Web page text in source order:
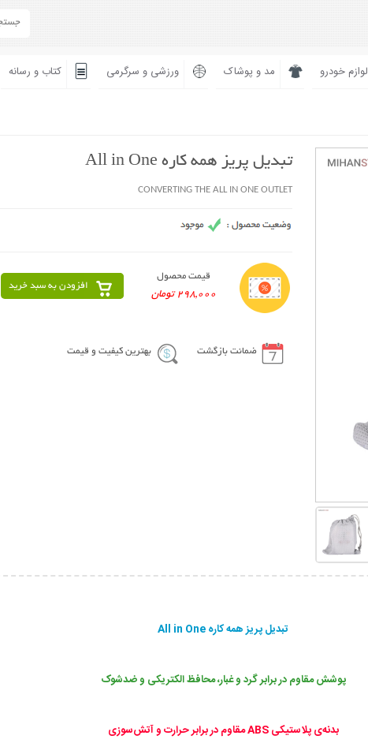
لوازم خودرو مد و پوشاک ورزشی و سرگرمی کتاب و رسانه
تبدیل پریز همه کاره All in One
CONVERTING THE ALL IN ONE OUTLET
قیمت محصول
298,000 تومان
افزودن به سبد خرید
ضمانت بازگشت بهترین کیفیت و قیمت
تبدیل پریز همه کاره All in One
پوشش مقاوم در برابر گرد و غبار، محافظ الکتریکی و ضدشوک
بدنه‌ی پلاستیکی ABS مقاوم در برابر حرارت و آتش‌سوزی